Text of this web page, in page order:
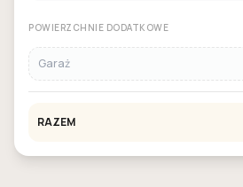
POWIERZCHNIE DODATKOWE
Garaż
RAZEM